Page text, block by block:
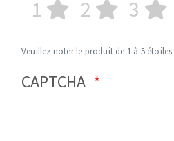
1 2 3
Veuillez noter le produit de 1 à 5 étoiles.
CAPTCHA